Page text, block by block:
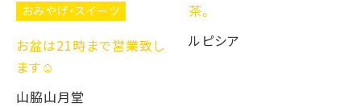
おみやげ・スイーツ
お盆は21時まで営業致し
ます☺️
山脇山月堂
茶。
ルピシア